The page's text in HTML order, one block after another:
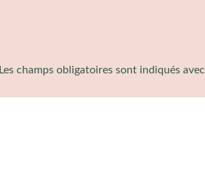
Les champs obligatoires sont indiqués avec